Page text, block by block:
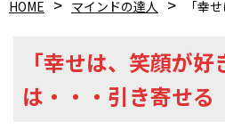
HOME マインドの達人 「幸
「幸せは、笑顔が
は・・・引き寄せる